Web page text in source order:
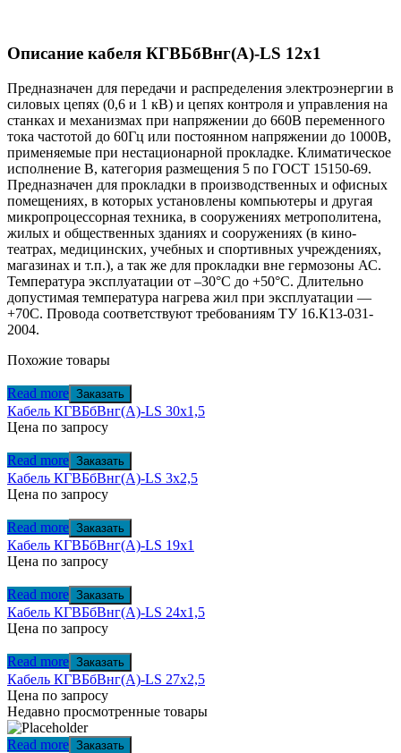
Описание кабеля КГВБбВнг(А)-LS 12х1
Предназначен для передачи и распределения электроэнергии в
силовых цепях (0,6 и 1 кВ) и цепях контроля и управления на
станках и механизмах при напряжении до 660В переменного
тока частотой до 60Гц или постоянном напряжении до 1000В,
применяемые при нестационарной прокладке. Климатическое
исполнение В, категория размещения 5 по ГОСТ 15150-69.
Предназначен для прокладки в производственных и офисных
помещениях, в которых установлены компьютеры и другая
микропроцессорная техника, в сооружениях метрополитена,
жилых и общественных зданиях и сооружениях (в кино-
театрах, медицинских, учебных и спортивных учреждениях,
магазинах и т.п.), а так же для прокладки вне гермозоны АС.
Температура эксплуатации от –30°С до +50°С. Длительно
допустимая температура нагрева жил при эксплуатации —
+70С. Провода соответствуют требованиям ТУ 16.К13-031-
2004.
Похожие товары
Read more Заказать
Кабель КГВБбВнг(А)-LS 30х1,5
Цена по запросу
Read more Заказать
Кабель КГВБбВнг(А)-LS 3х2,5
Цена по запросу
Read more Заказать
Кабель КГВБбВнг(А)-LS 19х1
Цена по запросу
Read more Заказать
Кабель КГВБбВнг(А)-LS 24х1,5
Цена по запросу
Read more Заказать
Кабель КГВБбВнг(А)-LS 27х2,5
Цена по запросу
Недавно просмотренные товары
Read more Заказать